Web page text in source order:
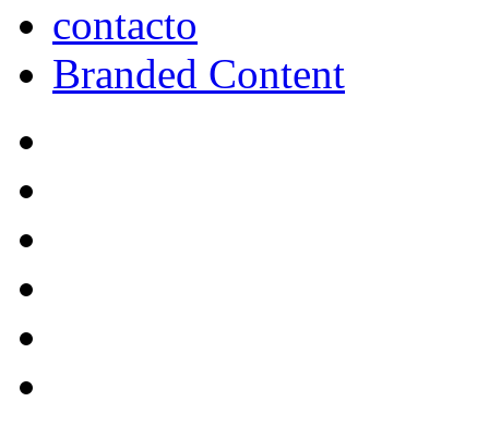
contacto
Branded Content